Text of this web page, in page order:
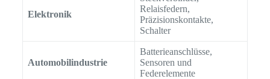
Elektronik
Relaisfedern,
Präzisionskontakte,
Schalter
Automobilindustrie
Batterieanschlüsse,
Sensoren und
Federelemente